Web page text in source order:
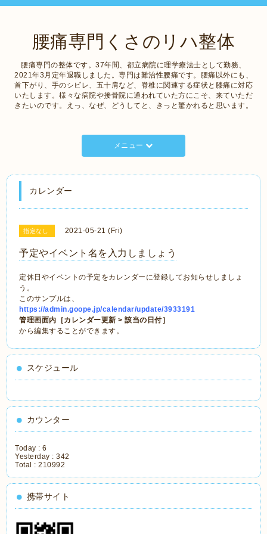
腰痛専門くさのリハ整体
腰痛専門の整体です。37年間、都立病院に理学療法士として勤務、
2021年3月定年退職しました。専門は難治性腰痛です。腰痛以外にも、
首下がり、手のシビレ、五十肩など、脊椎に関連する症状と膝痛に対応
いたします。様々な病院や接骨院に通われていた方にこそ、来ていただ
きたいのです。えっ、なぜ、どうしてと、きっと驚かれると思います。
メニュー
カレンダー
指定なし 2021-05-21 (Fri)
予定やイベント名を入力しましょう
定休日やイベントの予定をカレンダーに登録してお知らせしましょ
う。
このサンプルは、
https://admin.goope.jp/calendar/update/3933191
管理画面内［カレンダー更新 > 該当の日付］
から編集することができます。
スケジュール
カウンター
Today :6
Yesterday :342
Total :210992
携帯サイト